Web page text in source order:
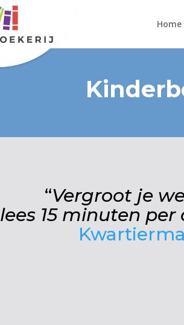
Home
“Vergroot je
lees 15 minuten per